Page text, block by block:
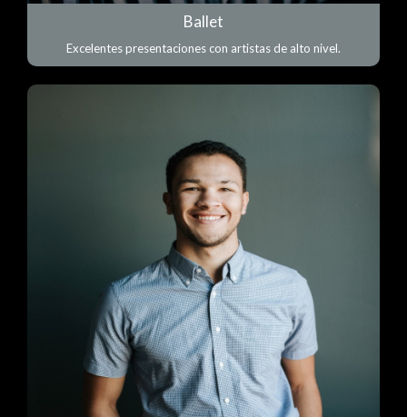
Ballet
Excelentes presentaciones con artistas de alto nivel.